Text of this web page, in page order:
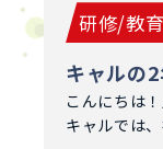
研修/教育
キャルの
こんにちは
キャルでは